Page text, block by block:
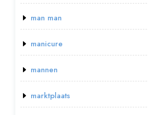
man man
manicure
mannen
marktplaats